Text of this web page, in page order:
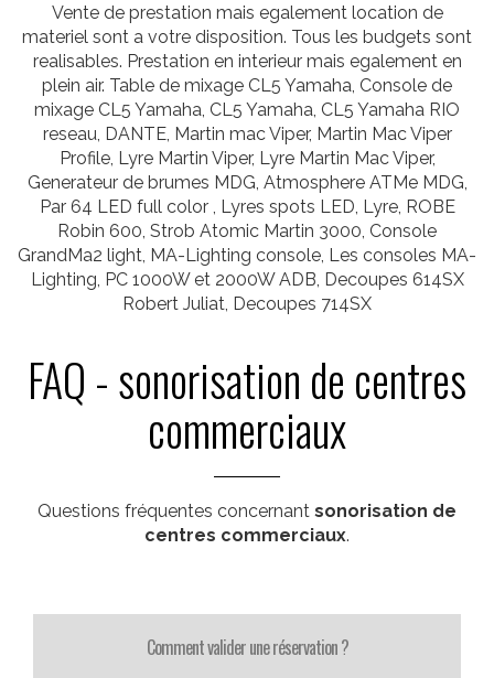
Vente de prestation mais egalement location de
materiel sont a votre disposition. Tous les budgets sont
realisables. Prestation en interieur mais egalement en
plein air. Table de mixage CL5 Yamaha, Console de
mixage CL5 Yamaha, CL5 Yamaha, CL5 Yamaha RIO
reseau, DANTE, Martin mac Viper, Martin Mac Viper
Profile, Lyre Martin Viper, Lyre Martin Mac Viper,
Generateur de brumes MDG, Atmosphere ATMe MDG,
Par 64 LED full color , Lyres spots LED, Lyre, ROBE
Robin 600, Strob Atomic Martin 3000, Console
GrandMa2 light, MA-Lighting console, Les consoles MA-
Lighting, PC 1000W et 2000W ADB, Decoupes 614SX
Robert Juliat, Decoupes 714SX
FAQ - sonorisation de centres
commerciaux
Questions fréquentes concernant sonorisation de
centres commerciaux.
Comment valider une réservation ?